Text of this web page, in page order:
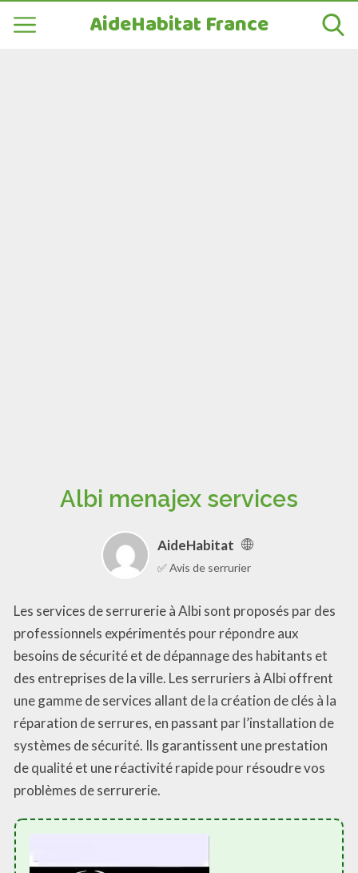
AideHabitat France
Albi menajex services
AideHabitat
✅ Avis de serrurier
Les services de serrurerie à Albi sont proposés par des
professionnels expérimentés pour répondre aux
besoins de sécurité et de dépannage des habitants et
des entreprises de la ville. Les serruriers à Albi offrent
une gamme de services allant de la création de clés à la
réparation de serrures, en passant par l’installation de
systèmes de sécurité. Ils garantissent une prestation
de qualité et une réactivité rapide pour résoudre vos
problèmes de serrurerie.